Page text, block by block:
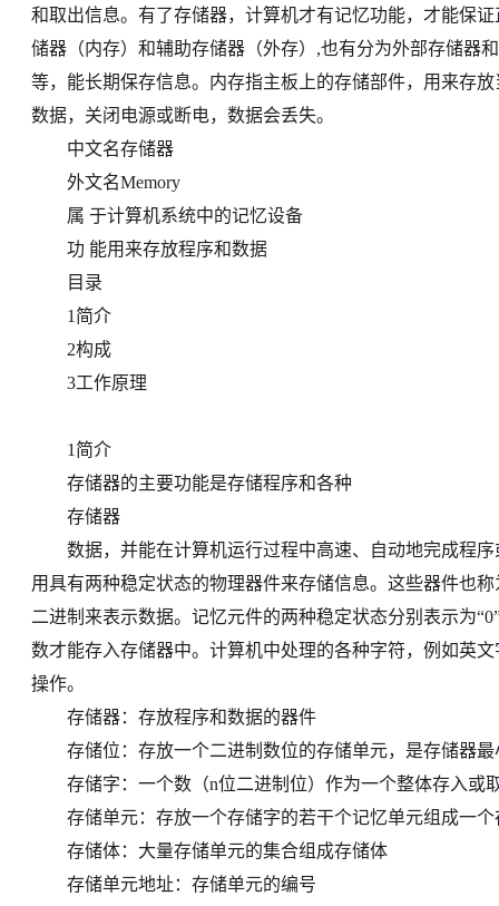
和取出信息。有了存储器，计算机才有记忆功能，才能保
储器（内存）和辅助存储器（外存）,也有分为外部存储器
等，能长期保存信息。内存指主板上的存储部件，用来存
数据，关闭电源或断电，数据会丢失。
中文名存储器
外文名Memory
属 于计算机系统中的记忆设备
功 能用来存放程序和数据
目录
1简介
2构成
3工作原理
1简介
存储器的主要功能是存储程序和各种
存储器
数据，并能在计算机运行过程中高速、自动地完成程序
用具有两种稳定状态的物理器件来存储信息。这些器件也
二进制来表示数据。记忆元件的两种稳定状态分别表示为
数才能存入存储器中。计算机中处理的各种字符，例如英
操作。
存储器：存放程序和数据的器件
存储位：存放一个二进制数位的存储单元，是存储器最
存储字：一个数（n位二进制位）作为一个整体存入或
存储单元：存放一个存储字的若干个记忆单元组成一个
存储体：大量存储单元的集合组成存储体
存储单元地址：存储单元的编号